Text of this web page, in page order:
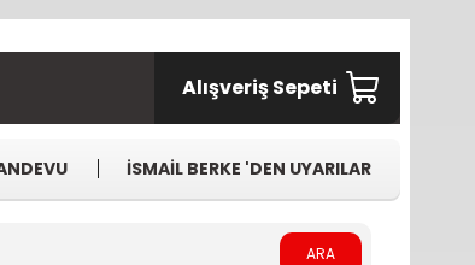
Alışveriş Sepeti
İSMAİL BERKE 'DEN UYARILAR
ARA